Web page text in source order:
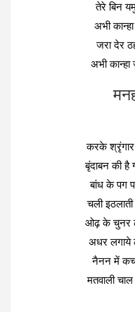
तेरे बिन
अभी
जरा देर
अभी
करके
बृंदाबन की है
बांध के पग
चली
ओढ़ के चुनर
अधर लगाये
नैनन में
मतवाली